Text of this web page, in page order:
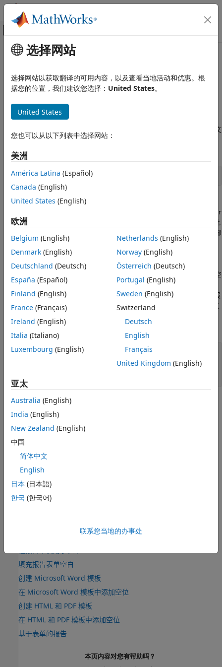
跳到内容
画布外导航菜单切换
文档主页
MATLAB Report Generator
模板
简化表格填写
另请参阅
主要内容
本页采用了机器翻译。点击此处可查看英文原文。
简化表格填写
面向对象的方法允许您使用 DOM
告。fill方法适用于从
类派生的类的实例。它假定对于文
档或文档部件模板中的每个空位，派生类定义具有以下签名的方
法：
     fillHoleID(obj)
签名的HoleID部分是文档或文档部件模板定义的空位的 ID。
Author
的空位。然后派生类定义一个方法名
此
方法会从文档或部
件中的第一个空位移动到最后一个空位，调用相应的 fillHoleID
方法来填补每个空位。
方法消除了报告程序明确循环遍历文档或文档部件模板中的空
位的需要。报告只需要调用文档或部件的 fill方法。例如，假设
您从mlreportgen.dom.Document类派生了一个名为
的报
告类，并且该派生类根据其构造函数中提供的数据为报告模板定义
的实例：
function makeReport(rptdata)
要查看基于表单的面向对象报告程序的示例，请在
Report Generator™
另请参阅
函数
moveToNextHole
类
填充报告表单空白
创建 Microsoft Word 模板
在 Microsoft Word 模板中添加空位
创建 HTML 和 PDF 模板
在 HTML 和 PDF 模板中添加空位
基于表单的报告
本页内容对您有帮助吗？
选择网站
选择网站以获取翻译的可用内容，以及查看当地活动和优惠。根
据您的位置，我们建议您选择： United States。
United States
您也可以从以下列表中选择网站：
美洲
América Latina (Español)
Canada (English)
United States (English)
欧洲
Belgium (English)
Denmark (English)
Deutschland (Deutsch)
España (Español)
Finland (English)
France (Français)
Ireland (English)
Italia (Italiano)
Luxembourg (English)
Netherlands (English)
Norway(English)
Österreich (Deutsch)
Portugal (English)
Sweden (English)
Switzerland
Deutsch
English
Français
United Kingdom (English)
亚太
Australia (English)
India (English)
New Zealand (English)
中国
简体中文
English
日本 (日本語)
한국 (한국어)
联系您当地的办事处